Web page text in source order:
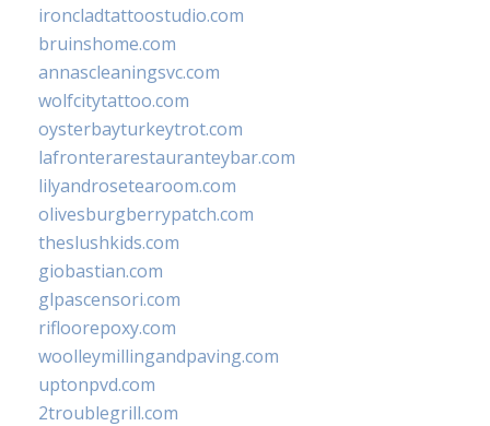
ironcladtattoostudio.com
bruinshome.com
annascleaningsvc.com
wolfcitytattoo.com
oysterbayturkeytrot.com
lafronterarestauranteybar.com
lilyandrosetearoom.com
olivesburgberrypatch.com
theslushkids.com
giobastian.com
glpascensori.com
rifloorepoxy.com
woolleymillingandpaving.com
uptonpvd.com
2troublegrill.com